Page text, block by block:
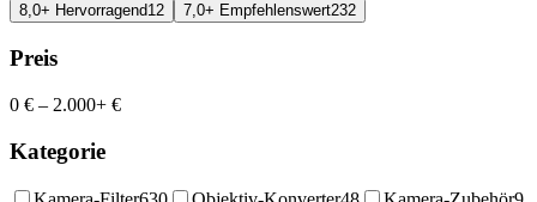
8,0+ Hervorragend12 7,0+ Empfehlenswert232
Preis
0 € – 2.000+ €
Kategorie